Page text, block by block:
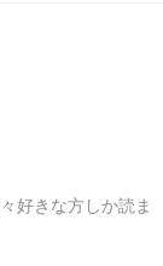
好きな方しか読ま